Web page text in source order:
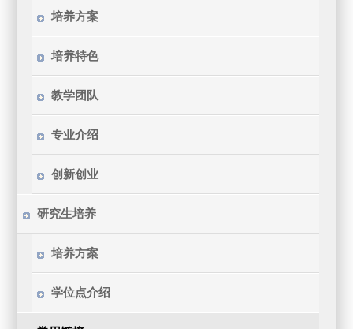
培养方案
培养特色
教学团队
专业介绍
创新创业
研究生培养
培养方案
学位点介绍